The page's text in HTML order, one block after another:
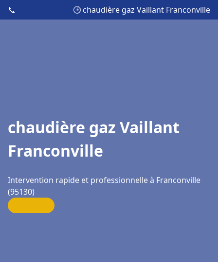
📞 🕒 chaudière gaz Vaillant Franconville
chaudière gaz Vaillant
Franconville
Intervention rapide et professionnelle à Franconville
(95130)